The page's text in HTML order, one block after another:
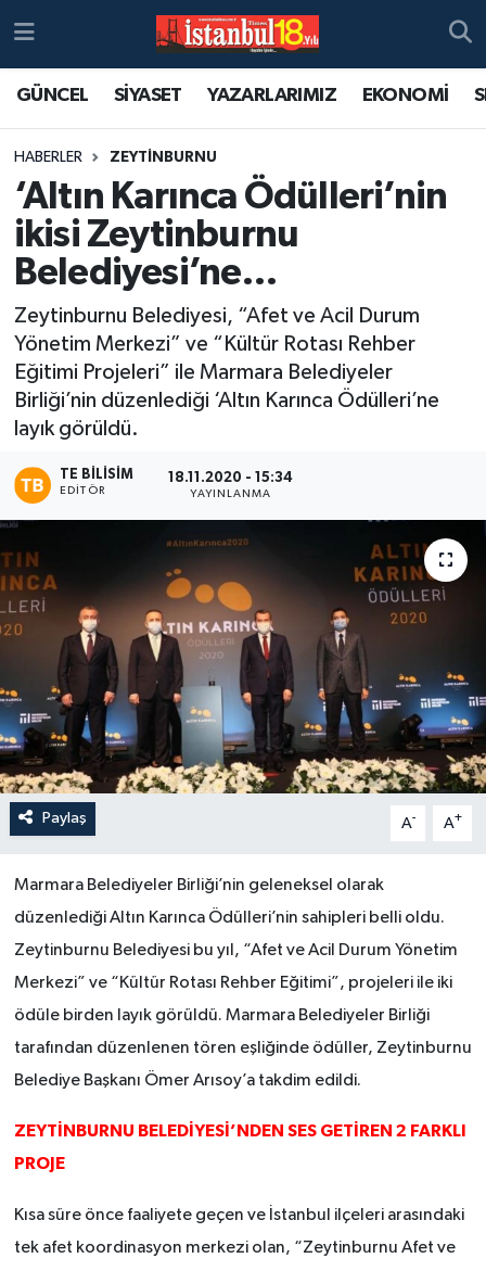
GÜNCEL SİYASET YAZARLARIMIZ EKONOMİ
HABERLER ZEYTİNBURNU
‘Altın Karınca Ödülleri’nin
ikisi Zeytinburnu
Belediyesi’ne…
Zeytinburnu Belediyesi, “Afet ve Acil Durum
Yönetim Merkezi” ve “Kültür Rotası Rehber
Eğitimi Projeleri” ile Marmara Belediyeler
Birliği’nin düzenlediği ‘Altın Karınca Ödülleri’ne
layık görüldü.
TE BILISIM
EDITÖR
18.11.2020 - 15:34
YAYINLANMA
Paylaş A- A+
Marmara Belediyeler Birliği’nin geleneksel olarak
düzenlediği Altın Karınca Ödülleri’nin sahipleri belli oldu.
Zeytinburnu Belediyesi bu yıl, “Afet ve Acil Durum Yönetim
Merkezi” ve “Kültür Rotası Rehber Eğitimi”, projeleri ile iki
ödüle birden layık görüldü. Marmara Belediyeler Birliği
tarafından düzenlenen tören eşliğinde ödüller, Zeytinburnu
Belediye Başkanı Ömer Arısoy’a takdim edildi.
ZEYTİNBURNU BELEDİYESİ’NDEN SES GETİREN 2 FARKLI
PROJE
Kısa süre önce faaliyete geçen ve İstanbul ilçeleri arasındaki
tek afet koordinasyon merkezi olan, “Zeytinburnu Afet ve